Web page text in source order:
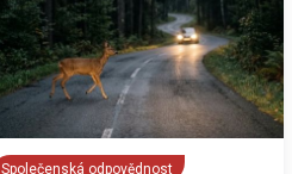
Společenská odpovědnost